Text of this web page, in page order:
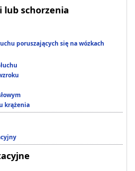
lub schorzenia
poruszających się na wózkach
krążenia